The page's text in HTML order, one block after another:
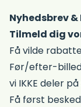
Nyhedsbrev
Tilmeld dig
Få vilde
Før/efter-
vi IKKE deler
Få først